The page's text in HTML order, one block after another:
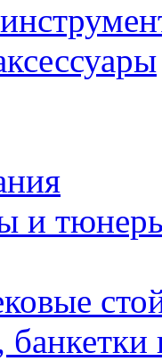
и
банкетки